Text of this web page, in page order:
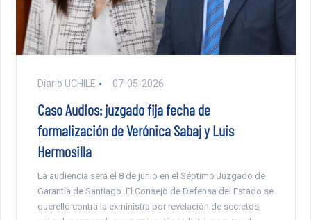
Diario UCHILE 07-05-2026
Caso Audios: juzgado fija fecha de
formalización de Verónica Sabaj y Luis
Hermosilla
La audiencia será el 8 de junio en el Séptimo Juzgado de
Garantía de Santiago. El Consejo de Defensa del Estado se
querelló contra la exministra por revelación de secretos,